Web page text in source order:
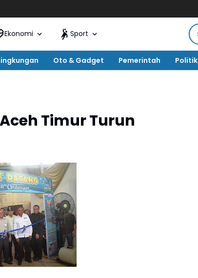
Ekonomi Sport
Oto & Gadget Pemerintah Politik
Timur Turun